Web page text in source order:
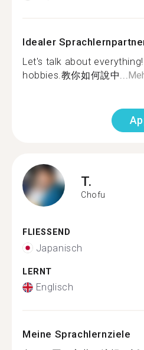
Idealer
Let's talk about
hobbies.教你如何說中...
T.
Chofu
FLIESSEND
Japanisch
LERNT
Englisch
Meine Sprachlernziele